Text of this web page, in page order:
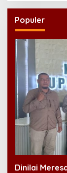
Populer
Dinilai